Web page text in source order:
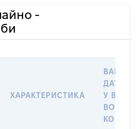
-
ХАРАКТЕРИСТИКА
ДАТУ
У